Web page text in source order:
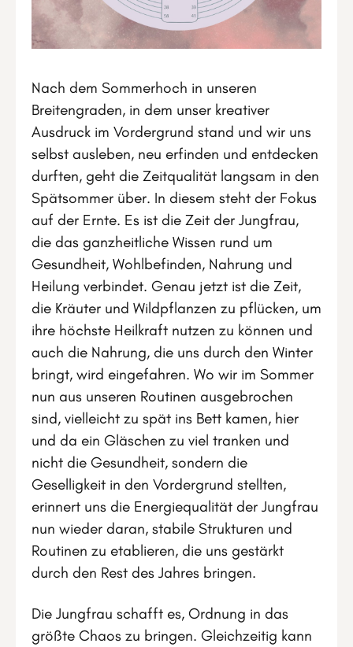
Nach dem Sommerhoch in unseren
Breitengraden, in dem unser kreativer
Ausdruck im Vordergrund stand und wir uns
selbst ausleben, neu erfinden und entdecken
durften, geht die Zeitqualität langsam in den
Spätsommer über. In diesem steht der Fokus
auf der Ernte. Es ist die Zeit der Jungfrau,
die das ganzheitliche Wissen rund um
Gesundheit, Wohlbefinden, Nahrung und
Heilung verbindet. Genau jetzt ist die Zeit,
die Kräuter und Wildpflanzen zu pflücken, um
ihre höchste Heilkraft nutzen zu können und
auch die Nahrung, die uns durch den Winter
bringt, wird eingefahren. Wo wir im Sommer
nun aus unseren Routinen ausgebrochen
sind, vielleicht zu spät ins Bett kamen, hier
und da ein Gläschen zu viel tranken und
nicht die Gesundheit, sondern die
Geselligkeit in den Vordergrund stellten,
erinnert uns die Energiequalität der Jungfrau
nun wieder daran, stabile Strukturen und
Routinen zu etablieren, die uns gestärkt
durch den Rest des Jahres bringen.
Die Jungfrau schafft es, Ordnung in das
größte Chaos zu bringen. Gleichzeitig kann